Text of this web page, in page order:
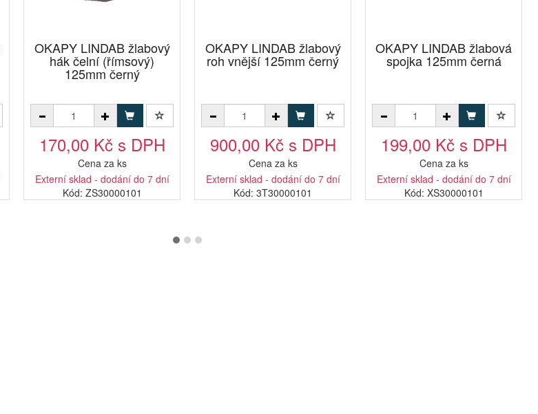
OKAPY LINDAB žlabový
hák čelní (římsový)
125mm černý
170,00 Kč s DPH
Cena za ks
Externí sklad - dodání do 7 dní
Kód: ZS30000101
OKAPY LINDAB žlabový
roh vnější 125mm černý
900,00 Kč s DPH
Cena za ks
Externí sklad - dodání do 7 dní
Kód: 3T30000101
OKAPY LINDAB žlabová
spojka 125mm černá
199,00 Kč s DPH
Cena za ks
Externí sklad - dodání do 7 dní
Kód: XS30000101